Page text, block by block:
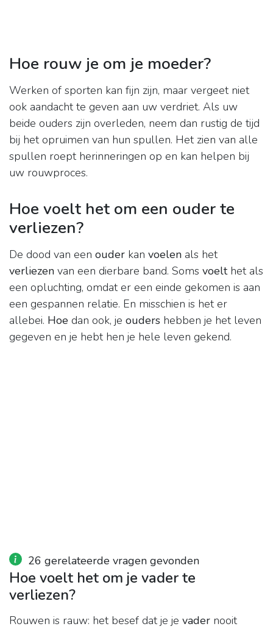
Hoe rouw je om je moeder?
Werken of sporten kan fijn zijn, maar vergeet niet
ook aandacht te geven aan uw verdriet. Als uw
beide ouders zijn overleden, neem dan rustig de tijd
bij het opruimen van hun spullen. Het zien van alle
spullen roept herinneringen op en kan helpen bij
uw rouwproces.
Hoe voelt het om een ouder te
verliezen?
De dood van een ouder kan voelen als het
verliezen van een dierbare band. Soms voelthet als
een opluchting, omdat er een einde gekomen is aan
een gespannen relatie. En misschien is het er
allebei. Hoe dan ook, je ouders hebben je het leven
gegeven en je hebt hen je hele leven gekend.
26 gerelateerde vragen gevonden
Hoe voelt het om je vader te
verliezen?
Rouwen is rauw: het besef dat je je vader nooit